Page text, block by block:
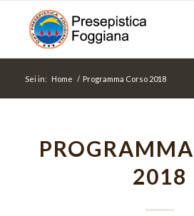
Sei in: Home / Programma Corso 2018
2018